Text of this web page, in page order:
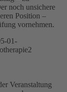
noch unsichere
Position –
vornehmen.
Veranstaltung